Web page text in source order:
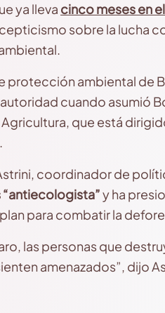
ya lleva cinco meses en
sobre la lucha
protección ambiental de
cuando asumió
que está
coordinador de
“antiecologista”y ha
para combatir la
las personas que
amenazados”, dijo